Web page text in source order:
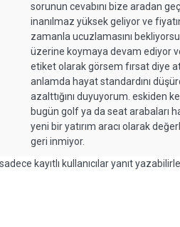
sorunun cevabını bize aradan
inanılmaz yüksek geliyor ve
zamanla ucuzlamasını
üzerine koymaya devam ediyor
etiket olarak görsem fırsat diye
anlamda hayat standardını
azalttığını duyuyorum. eskiden
bugün golf ya da seat arabaları
yeni bir yatırım aracı olarak
geri inmiyor.
kayıtlı kullanıcılar yanıt